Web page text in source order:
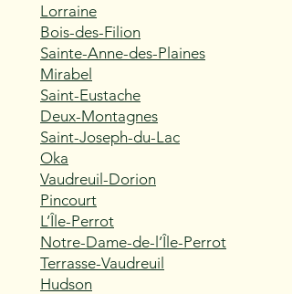
Lorraine
Bois-des-Filion
Sainte-Anne-des-Plaines
Mirabel
Saint-Eustache
Deux-Montagnes
Saint-Joseph-du-Lac
Oka
Vaudreuil-Dorion
Pincourt
L’Île-Perrot
Notre-Dame-de-l’Île-Perrot
Terrasse-Vaudreuil
Hudson